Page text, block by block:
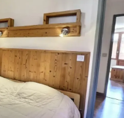
43
73120 Kurševelis,